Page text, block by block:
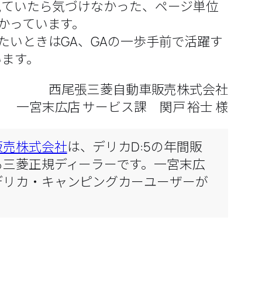
いたら気づけなかった、ページ単位
ています。
いときはGA、GAの一歩手前で活躍す
す。
西尾張三菱自動車販売株式会社
一宮末広店 サービス課 関戸 裕士 様
株式会社は、デリカD:5の年間販
菱正規ディーラーです。一宮末広
カ・キャンピングカーユーザーが